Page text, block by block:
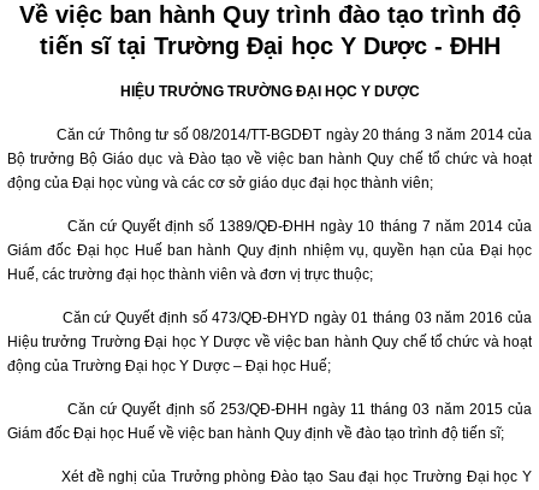
Về việc ban hành Quy trình đào tạo trình độ
tiến sĩ tại Trường Đại học Y Dược - ĐHH
HIỆU TRƯỞNG TRƯỜNG ĐẠI HỌC Y DƯỢC
Căn cứ Thông tư số 08/2014/TT-BGDĐT ngày 20 tháng 3 năm 2014 của
Bộ trưởng Bộ Giáo dục và Đào tạo về việc ban hành Quy chế tổ chức và hoạt
động của Đại học vùng và các cơ sở giáo dục đại học thành viên;
Căn cứ Quyết định số 1389/QĐ-ĐHH ngày 10 tháng 7 năm 2014 của
Giám đốc Đại học Huế ban hành Quy định nhiệm vụ, quyền hạn của Đại học
Huế, các trường đại học thành viên và đơn vị trực thuộc;
Căn cứ Quyết định số 473/QĐ-ĐHYD ngày 01 tháng 03 năm 2016 của
Hiệu trưởng Trường Đại học Y Dược về việc ban hành Quy chế tổ chức và hoạt
động của Trường Đại học Y Dược – Đại học Huế;
Căn cứ Quyết định số 253/QĐ-ĐHH ngày 11 tháng 03 năm 2015 của
Giám đốc Đại học Huế về việc ban hành Quy định về đào tạo trình độ tiến sĩ;
Xét đề nghị của Trưởng phòng Đào tạo Sau đại học Trường Đại học Y